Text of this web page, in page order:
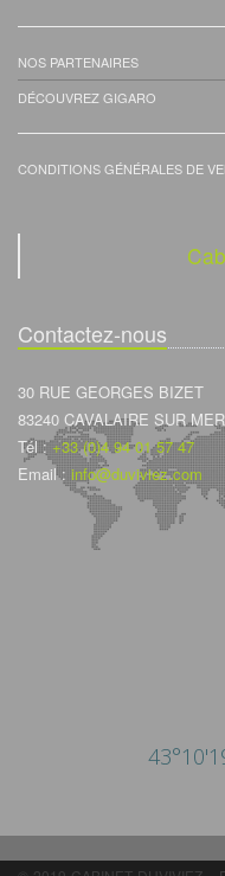
NOS PARTENAIRES
DÉCOUVREZ GIGARO
CONDITIONS GÉNÉRALES DE
Contactez-nous
30 RUE GEORGES BIZET
83240 CAVALAIRE SUR MER
Tél :+33 (0)4 94 01 57 47
Email : info@duviviez.com